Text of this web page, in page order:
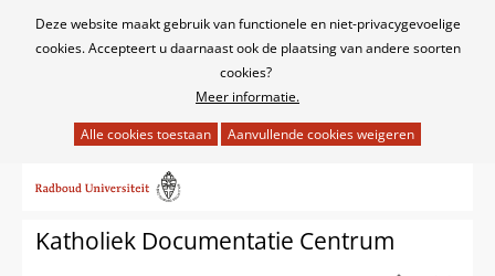
Cookies
Deze website maakt gebruik van functionele en niet-privacygevoelige
cookies. Accepteert u daarnaast ook de plaatsing van andere soorten
cookies?
Meer informatie.
het
van
cookies
naar
inhoudKatholiek Documentatie Centrum